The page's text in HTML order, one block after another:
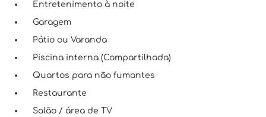
Entretenimento à noite
Garagem
Pátio ou Varanda
Piscina interna (Compartilhada)
Quartos para não fumantes
Restaurante
Salão / área de TV